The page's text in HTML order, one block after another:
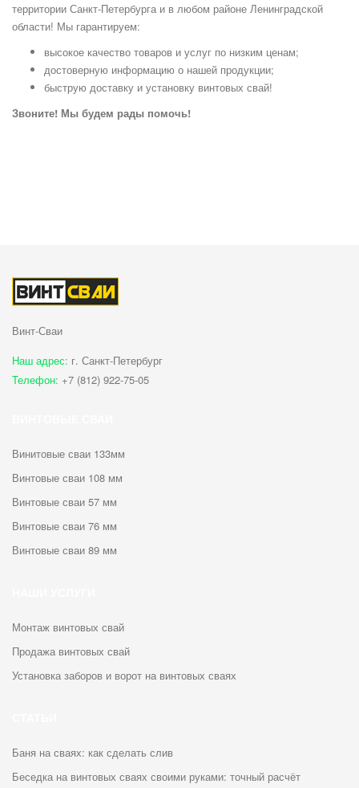
территории Санкт-Петербурга и в любом районе Ленинградской
области! Мы гарантируем:
высокое качество товаров и услуг по низким ценам;
достоверную информацию о нашей продукции;
быструю доставку и установку винтовых свай!
Звоните! Мы будем рады помочь!
Винт-Сваи
Наш адрес: г. Санкт-Петербург
Телефон: +7 (812) 922-75-05
Винитовые сваи 133мм
Винтовые сваи 108 мм
Винтовые сваи 57 мм
Винтовые сваи 76 мм
Винтовые сваи 89 мм
Монтаж винтовых свай
Продажа винтовых свай
Установка заборов и ворот на винтовых сваях
Баня на сваях: как сделать слив
Беседка на винтовых сваях своими руками: точный расчёт